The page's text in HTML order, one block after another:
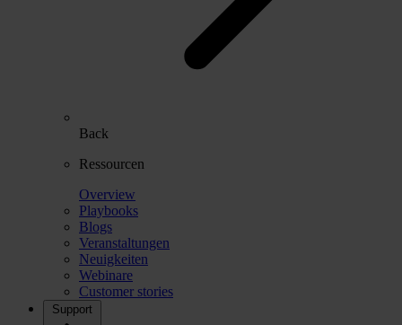
Back
Ressourcen
Overview
Playbooks
Blogs
Veranstaltungen
Neuigkeiten
Webinare
Customer stories
Support